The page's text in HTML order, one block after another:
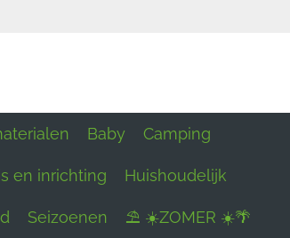
Baby Camping
en inrichting Huishoudelijk
Seizoenen ⛱ ☀️ZOMER ☀️🌴